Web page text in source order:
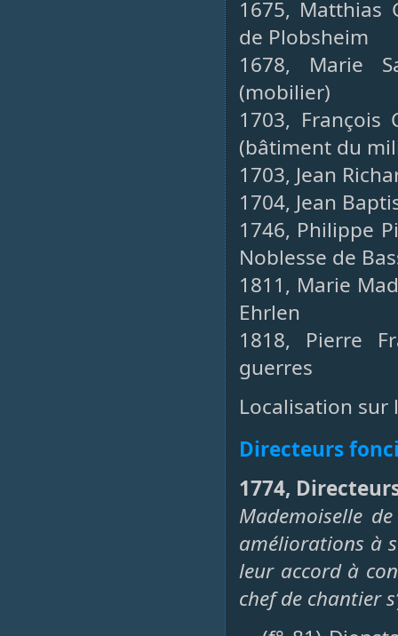
1675, Matthias
de Plobsheim
1678, Marie
(mobilier)
1703, François
(bâtiment du
1703, Jean
1704, Jean
1746, Philippe
Noblesse de
1811, Marie
Ehrlen
1818, Pierre
guerres
Localisation sur
Directeurs
1774,
Mademoiselle
améliorations à
leur accord à
chef de chantier